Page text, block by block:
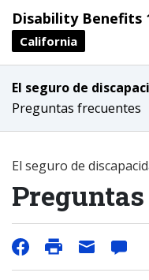
Disability Benefits
California
El seguro de
Preguntas frecuentes
El seguro de